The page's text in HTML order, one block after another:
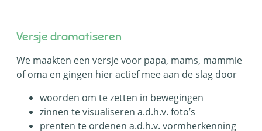
Versje dramatiseren
We maakten een versje voor papa, mams, mammie
of oma en gingen hier actief mee aan de slag door
woorden om te zetten in bewegingen
zinnen te visualiseren a.d.h.v. foto’s
prenten te ordenen a.d.h.v. vormherkenning